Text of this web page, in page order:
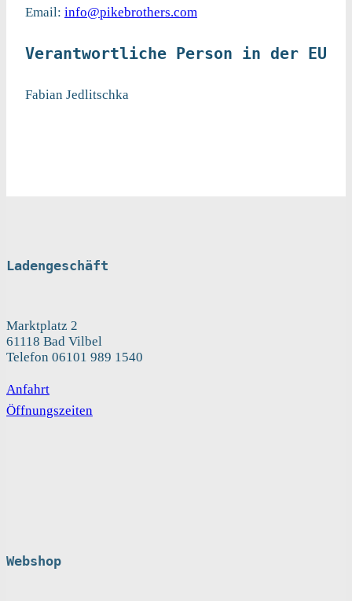
Email: info@pikebrothers.com
Verantwortliche Person in der EU
Fabian Jedlitschka
Ladengeschäft
Marktplatz 2
61118 Bad Vilbel
Telefon 06101 989 1540
Anfahrt
Öffnungszeiten
Webshop